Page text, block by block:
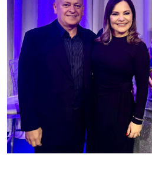
Luiz Gonzaga Bertoncini e Ana